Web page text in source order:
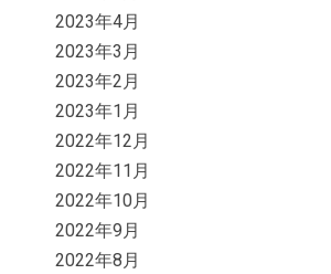
2023年4月
2023年3月
2023年2月
2023年1月
2022年12月
2022年11月
2022年10月
2022年9月
2022年8月